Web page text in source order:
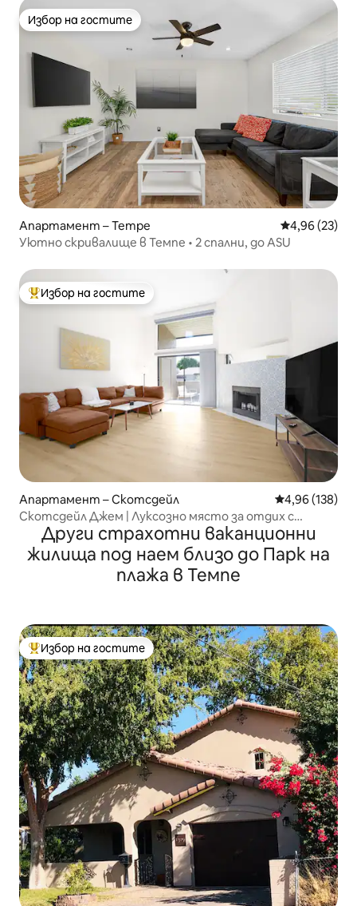
Избор на гостите
Избор на гостите
Апартамент – Tempe Средна
4,96 (23)
Уютно скривалище в Темпе • 2 спални, до ASU
Най-популярен избор на гостите
Избор на гостите
Апартамент – Скотсдейл Средна
4,96 (138)
Скотсдейл Джем | Луксозно място за отдих с
отопляем басейн!
Други страхотни ваканционни
жилища под наем близо до Парк на
плажа в Темпе
Най-популярен избор на гостите
Избор на гостите